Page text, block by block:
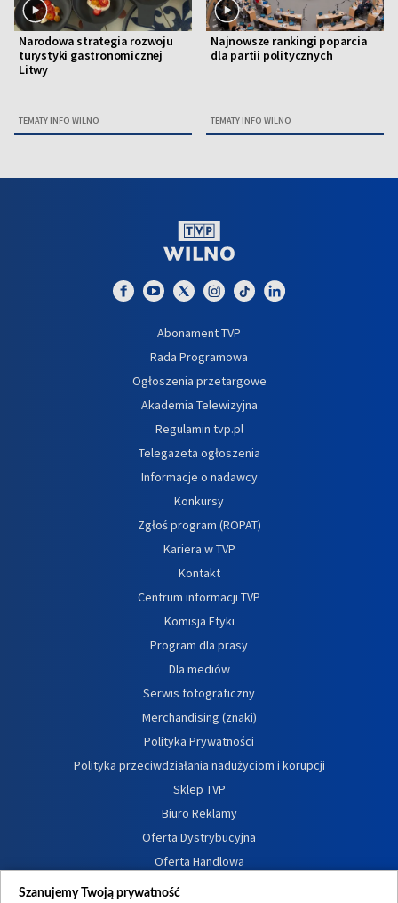
Narodowa strategia rozwoju
turystyki gastronomicznej
Litwy
TEMATY INFO WILNO
Najnowsze rankingi poparcia
dla partii politycznych
TEMATY INFO WILNO
Abonament TVP
Rada Programowa
Ogłoszenia przetargowe
Akademia Telewizyjna
Regulamin tvp.pl
Telegazeta ogłoszenia
Informacje o nadawcy
Konkursy
Zgłoś program (ROPAT)
Kariera w TVP
Kontakt
Centrum informacji TVP
Komisja Etyki
Program dla prasy
Dla mediów
Serwis fotograficzny
Merchandising (znaki)
Polityka Prywatności
Polityka przeciwdziałania nadużyciom i korupcji
Sklep TVP
Biuro Reklamy
Oferta Dystrybucyjna
Oferta Handlowa
Dostępność
Szanujemy Twoją prywatność